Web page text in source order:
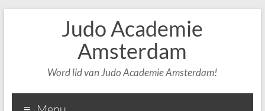
Judo Academie
Amsterdam
Word lid van Judo Academie Amsterdam!